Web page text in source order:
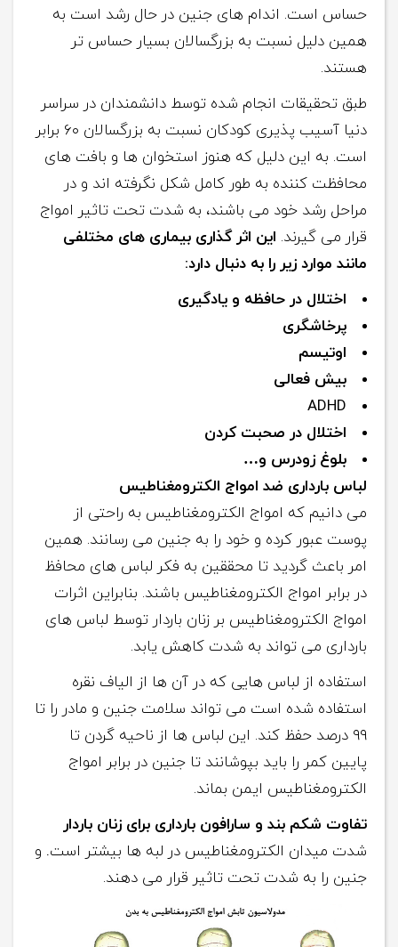
حساس است. اندام های جنین در حال رشد است به
همین دلیل نسبت به بزرگسالان بسیار حساس تر
هستند.
طبق تحقیقات انجام شده توسط دانشمندان در سراسر
دنیا آسیب پذیری کودکان نسبت به بزرگسالان ۶۰ برابر
است. به این دلیل که هنوز استخوان ها و بافت های
محافظت کننده به طور کامل شکل نگرفته اند و در
مراحل رشد خود می باشند، به شدت تحت تاثیر امواج
قرار می گیرند. این اثر گذاری بیماری های مختلفی
مانند موارد زیر را به دنبال دارد:
اختلال در حافظه و یادگیری
پرخاشگری
اوتیسم
بیش فعالی
ADHD
اختلال در صحبت کردن
بلوغ زودرس و…
لباس بارداری ضد امواج الکترومغناطیس
می دانیم که امواج الکترومغناطیس به راحتی از
پوست عبور کرده و خود را به جنین می رسانند. همین
امر باعث گردید تا محققین به فکر لباس های محافظ
در برابر امواج الکترومغناطیس باشند. بنابراین اثرات
امواج الکترومغناطیس بر زنان باردار توسط لباس های
بارداری می تواند به شدت کاهش یابد.
استفاده از لباس هایی که در آن ها از الیاف نقره
استفاده شده است می تواند سلامت جنین و مادر را تا
۹۹ درصد حفظ کند. این لباس ها از ناحیه گردن تا
پایین کمر را باید بپوشانند تا جنین در برابر امواج
الکترومغناطیس ایمن بماند.
تفاوت شکم بند و سارافون بارداری برای زنان باردار
شدت میدان الکترومغناطیس در لبه ها بیشتر است. و
جنین را به شدت تحت تاثیر قرار می دهند.